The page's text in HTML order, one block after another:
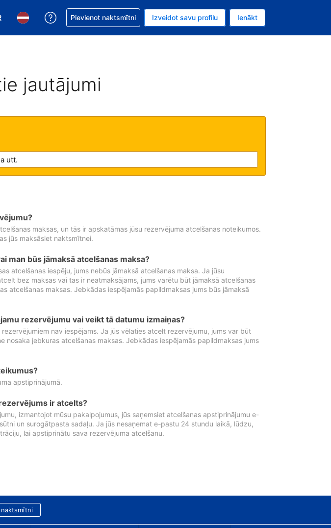
valūtu. Jūsu pašreizējā valūta ir Eiro.
Izvēlēties valodu. Jūsu pašreizējā valoda ir Latviski.
Saņemiet palīdzību saistībā ar savu rezervējumu.
Pievienot naktsmītni Izveidot savu profilu Ienākt
jautājumi
maksas, un tās ir apskatāmas jūsu rezervējuma atcelšanas noteikumos.
jūs maksāsiet naktsmītnei.
man būs jāmaksā atcelšanas maksa?
atcelšanas iespēju, jums nebūs jāmaksā atcelšanas maksa. Ja jūsu
bez maksas vai tas ir neatmaksājams, jums varētu būt jāmaksā atcelšanas
atcelšanas maksas. Jebkādas iespējamās papildmaksas jums būs jāmaksā
rezervējumu vai veikt tā datumu izmaiņas?
nav iespējams. Ja jūs vēlaties atcelt rezervējumu, jums var būt
nosaka jebkuras atcelšanas maksas. Jebkādas iespējamās papildmaksas jums
apstiprinājumā.
ir atcelts?
izmantojot mūsu pakalpojumus, jūs saņemsiet atcelšanas apstiprinājumu e-
un surogātpasta sadaļu. Ja jūs nesaņemat e-pastu 24 stundu laikā, lūdzu,
lai apstiprinātu sava rezervējuma atcelšanu.